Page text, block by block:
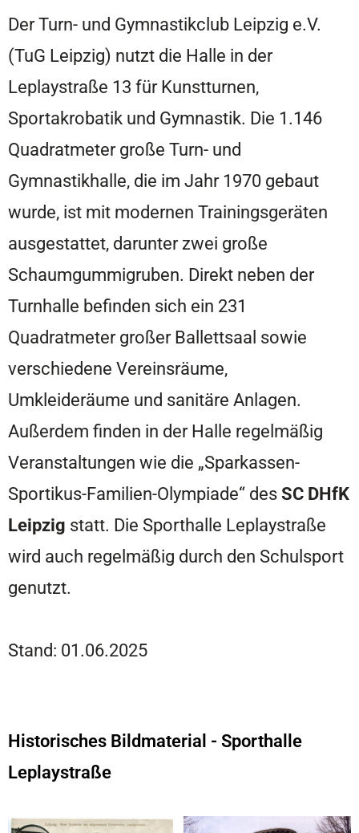
Der Turn- und Gymnastikclub Leipzig e.V.
(TuG Leipzig) nutzt die Halle in der
Leplaystraße 13 für Kunstturnen,
Sportakrobatik und Gymnastik. Die 1.146
Quadratmeter große Turn- und
Gymnastikhalle, die im Jahr 1970 gebaut
wurde, ist mit modernen Trainingsgeräten
ausgestattet, darunter zwei große
Schaumgummigruben. Direkt neben der
Turnhalle befinden sich ein 231
Quadratmeter großer Ballettsaal sowie
verschiedene Vereinsräume,
Umkleideräume und sanitäre Anlagen.
Außerdem finden in der Halle regelmäßig
Veranstaltungen wie die „Sparkassen-
Sportikus-Familien-Olympiade“ desSC DHfK
Leipzig statt. Die Sporthalle Leplaystraße
wird auch regelmäßig durch den Schulsport
genutzt.
Stand: 01.06.2025
Historisches Bildmaterial - Sporthalle
Leplaystraße